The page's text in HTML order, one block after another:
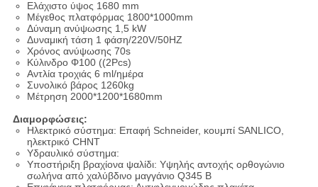
Ελάχιστο ύψος 1680 mm
Μέγεθος πλατφόρμας 1800*1000mm
Δύναμη ανύψωσης 1,5 kW
Δυναμική τάση 1 φάση/220V/50HZ
Χρόνος ανύψωσης 70s
Κύλινδρο Φ100 ((2Pcs)
Αντλία τροχιάς 6 ml/ημέρα
Συνολικό βάρος 1260kg
Μέτρηση 2000*1200*1680mm
Διαμορφώσεις:
Ηλεκτρικό σύστημα: Επαφή Schneider, κουμπί SANLICO,
ηλεκτρικό CHNT
Υδραυλικό σύστημα:
Υποστήριξη βραχίονα ψαλίδι: Υψηλής αντοχής ορθογώνιο
σωλήνα από χαλύβδινο μαγγάνιο Q345 Β